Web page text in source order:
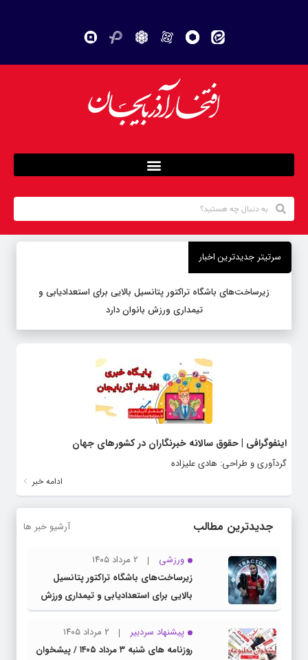
سرتیتر جدیدترین اخبار
زیرساخت‌های باشگاه تراکتور پتانسیل بالایی برای استعدادیابی و
تیمداری ورزش بانوان دارد
اینفوگرافی | حقوق سالانه خبرنگاران در کشورهای جهان
گردآوری و طراحی: هادی علیزاده
ادامه خبر
جدیدترین مطالب آرشیو خبر ها
ورزشی
۲ مرداد ۱۴۰۵
زیرساخت‌های باشگاه تراکتور پتانسیل
بالایی برای استعدادیابی و تیمداری ورزش
بانوان دارد
پیشنهاد سردبیر
۲ مرداد ۱۴۰۵
روزنامه های شنبه ۳ مرداد ۱۴۰۵ / پیشخوان